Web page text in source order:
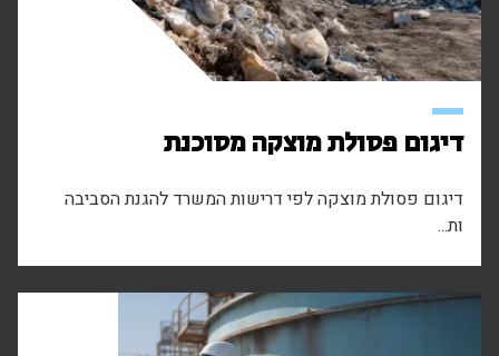
דיגום פסולת מוצקה מסוכנת
דיגום פסולת מוצקה לפי דרישות המשרד להגנת הסביבה
ות...